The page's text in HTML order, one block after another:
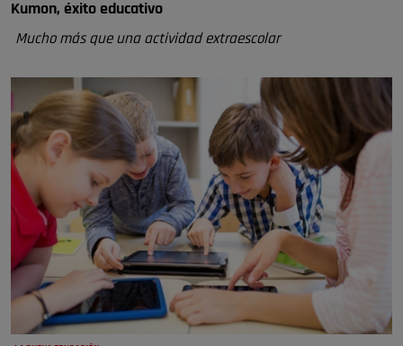
Kumon, éxito educativo
Mucho más que una actividad extraescolar